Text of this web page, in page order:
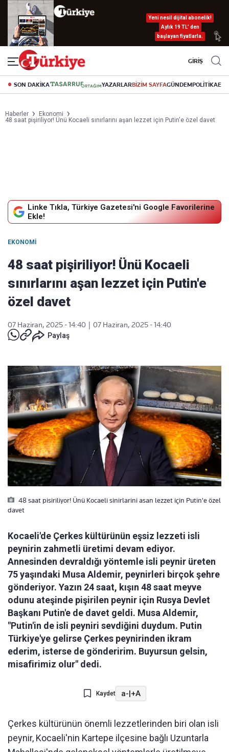
Yeni nesil dijital abonelik!
Aylık 19 TL’ den
başlayan fiyatlarla.
GİRİŞ
SON DAKİKA YAZARLARBİZİM SAYFAGÜNDEMPOLİTİKA
Haberler
Ekonomi
48 saat pişiriliyor! Ünü Kocaeli sınırlarını aşan lezzet için Putin'e özel davet
Linke Tıkla, Türkiye Gazetesi'ni Google Favorilerine
Ekle!
EKONOMI
48 saat pişiriliyor! Ünü Kocaeli
sınırlarını aşan lezzet için Putin'e
özel davet
07 Haziran, 2025 - 14:40
07 Haziran, 2025 - 14:40
Paylaş
48 saat pisiriliyor! Ünü Kocaeli sinirlarini asan lezzet için Putin'e özel
davet
Kocaeli'de Çerkes kültürünün eşsiz lezzeti isli
peynirin zahmetli üretimi devam ediyor.
Annesinden devraldığı yöntemle isli peynir üreten
75 yaşındaki Musa Aldemir, peynirleri birçok şehre
gönderiyor. Yazın 24 saat, kışın 48 saat meyve
odunu ateşinde pişirilen peynir için Rusya Devlet
Başkanı Putin'e de davet geldi. Musa Aldemir,
"Putin'in de isli peyniri sevdiğini duydum. Putin
Türkiye'ye gelirse Çerkes peynirinden ikram
ederim, isterse de gönderirim. Buyursun gelsin,
misafirimiz olur" dedi.
Kaydet a-|+A
Çerkes kültürünün önemli lezzetlerinden biri olan isli
peynir, Kocaeli'nin Kartepe ilçesine bağlı Uzuntarla